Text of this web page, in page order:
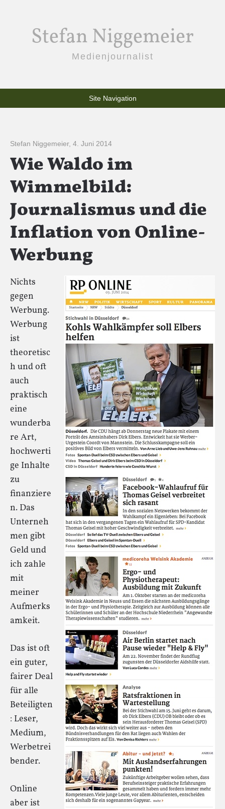
Stefan Niggemeier
Medienjournalist
Site Navigation
Stefan Niggemeier, 4. Juni 2014
Wie Waldo im
Wimmelbild:
Journalismus und die
Inflation von Online-
Werbung
Nichts
gegen
Werbung.
Werbung
ist
theoretisc
h und oft
auch
praktisch
eine
wunderba
re Art,
hochwerti
ge Inhalte
zu
finanziere
n. Das
Unterneh
men gibt
Geld und
ich zahle
mit
meiner
Aufmerks
amkeit.
Das ist oft
ein guter,
fairer Deal
für alle
Beteiligten
: Leser,
Medium,
Werbetrei
bender.
Online
aber ist